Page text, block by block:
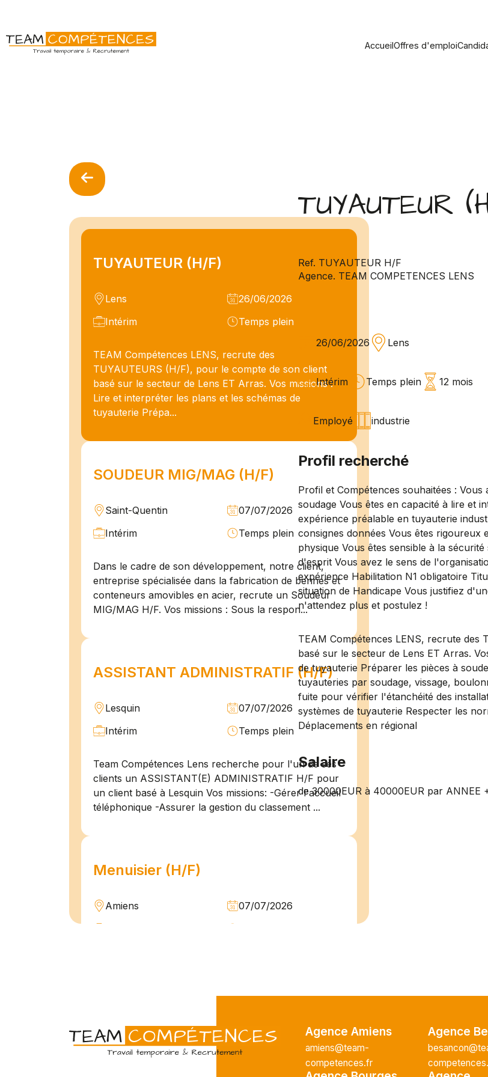
AccueilOffres d'emploi
TUYAUTEUR (H/F)
Lens
26/06/2026
Intérim
Temps plein
TEAM Compétences LENS, recrute des
TUYAUTEURS (H/F), pour le compte de son client
basé sur le secteur de Lens ET Arras. Vos missions :
Lire et interpréter les plans et les schémas de
tuyauterie Prépa...
SOUDEUR MIG/MAG (H/F)
Saint-Quentin
07/07/2026
Intérim
Temps plein
Dans le cadre de son développement, notre client,
entreprise spécialisée dans la fabrication de bennes et
conteneurs amovibles en acier, recrute un Soudeur
MIG/MAG H/F. Vos missions : Sous la respon...
ASSISTANT ADMINISTRATIF (H/F)
Lesquin
07/07/2026
Intérim
Temps plein
Team Compétences Lens recherche pour l'un de ses
clients un ASSISTANT(E) ADMINISTRATIF H/F pour
un client basé à Lesquin Vos missions: -Gérer l'accueil
téléphonique -Assurer la gestion du classement ...
Menuisier (H/F)
Amiens
07/07/2026
Technicien de maintenance H/F
TUYAUTEUR
Ref. TUYAUTEUR H/F
Agence. TEAM COMPETENCES LENS
26/06/2026 Lens
Intérim Temps plein 12 mois
Employé industrie
Profil recherché
Profil et Compétences souhaitées :
soudage Vous êtes en capacité à lire et
expérience préalable en tuyauterie
consignes données Vous êtes rigoureux
physique Vous êtes sensible à la
d'esprit Vous avez le sens de
expérience Habilitation N1 obligatoire
situation de Handicape Vous justifiez
n'attendez plus et postulez !
TEAM Compétences LENS, recrute
basé sur le secteur de Lens ET Arras.
de tuyauterie Préparer les pièces à
tuyauteries par soudage, vissage,
fuite pour vérifier l'étanchéité des
systèmes de tuyauterie Respecter les
Déplacements en régional
Salaire
de 30000EUR à 40000EUR par ANNEE
Agence Amiens
amiens@team-
competences.fr
Agence